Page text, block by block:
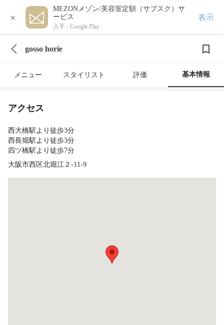
×
MEZONメゾン/美容室定額（サブスク）サ
ービス
入手 - Google Play
表示
gosso horie
メニュー スタイリスト 評価 基本情報
アクセス
西大橋駅より徒歩3分
西長堀駅より徒歩3分
四ツ橋駅より徒歩7分
大阪市西区北堀江２-11-9